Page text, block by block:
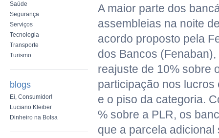
Saúde
Segurança
Serviços
Tecnologia
Transporte
Turismo
blogs
Ei, Consumidor!
Luciano Kleiber
Dinheiro na Bolsa
A maior parte dos
assembleias na noite
acordo proposto pela
dos Bancos
reajuste de 10% sobre
participação nos lucros
e o piso da categoria.
% sobre a PLR, os
que a parcela adicional